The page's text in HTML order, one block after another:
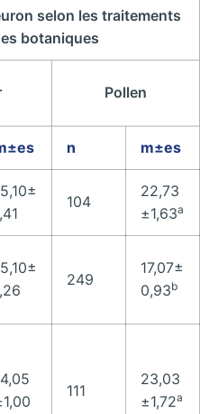
selon les traitements
botaniques
Pollen
n m±es
104
22,73
±1,63a
249
17,07±
0,93b
111
23,03
±1,72a